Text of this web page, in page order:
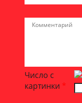
Число с
картинки *